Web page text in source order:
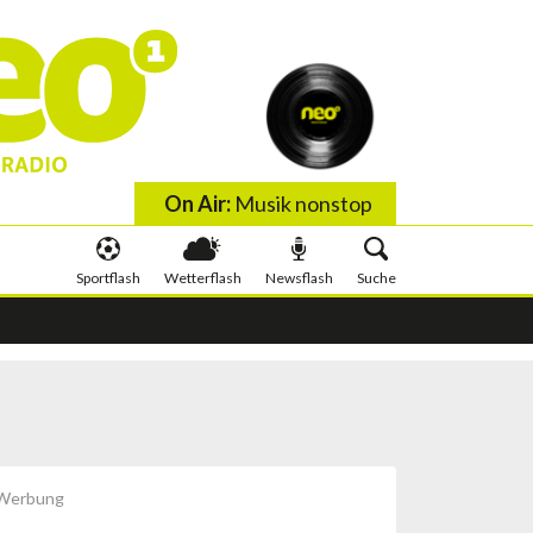
On Air:Musik nonstop
Sportflash Wetterflash Newsflash Suche